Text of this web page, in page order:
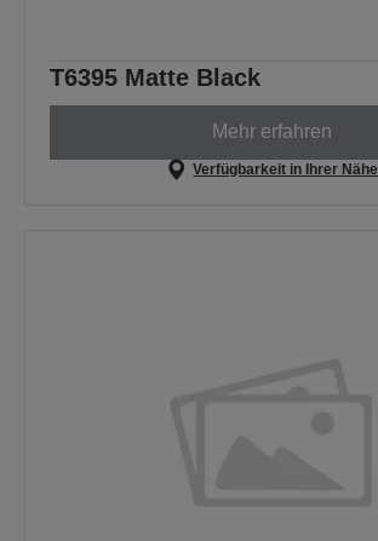
T6395 Matte Black
Mehr erfahren
Verfügbarkeit in Ihrer Nähe